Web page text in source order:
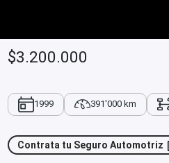
$3.200.000
1999 391'000 km
Contrata tu Seguro Automotriz